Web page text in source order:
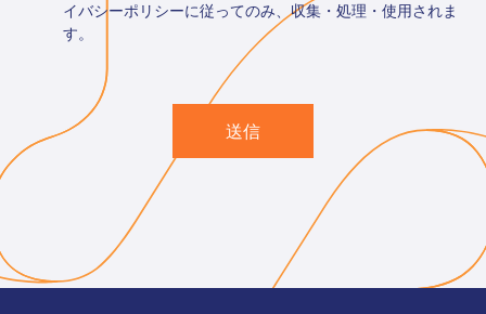
イバシーポリシーに従ってのみ、収集・処理・使用されま
す。
送信